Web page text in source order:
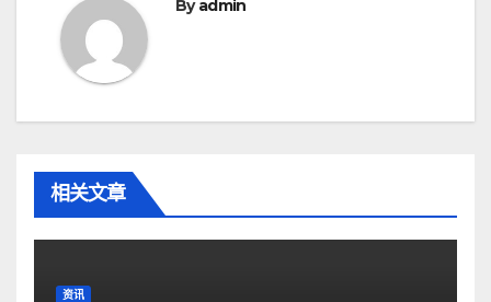
Byadmin
相关文章
资讯